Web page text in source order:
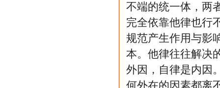
不端的统一体，两
完全依靠他律也行
规范产生作用与影
本。他律往往解决
外因，自律是内因
何外在的因素都离